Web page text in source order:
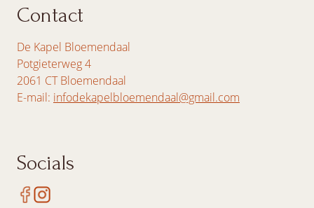
Contact
De Kapel Bloemendaal
Potgieterweg 4
2061 CT Bloemendaal
E-mail: infodekapelbloemendaal@gmail.com
Socials